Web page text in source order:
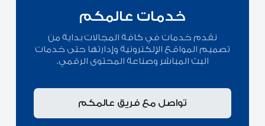
خدمات عالمكم
نقدم خدمات في كافة المجالات بداية من
تصميم المواقع الإلكترونية وإدارتها حتى خدمات
البث المباشر وصناعة المحتوى الرقمي.
تواصل مع فريق عالمكم